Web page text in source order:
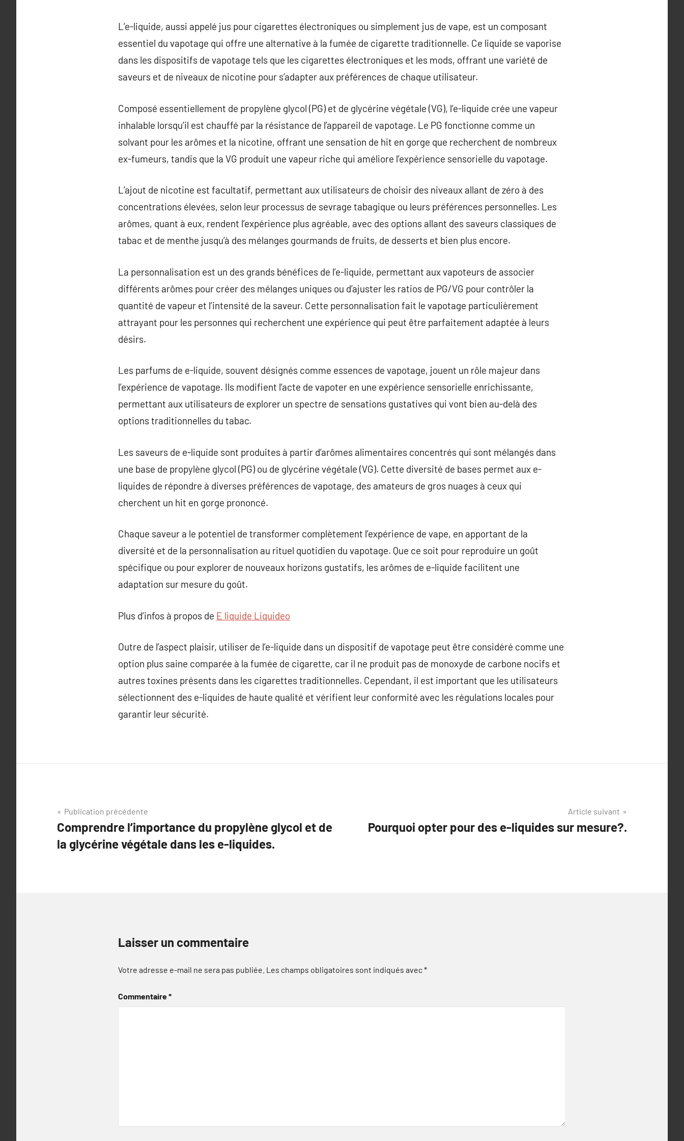
L’e-liquide, aussi appelé jus pour cigarettes électroniques ou simplement jus de vape, est un composant
essentiel du vapotage qui offre une alternative à la fumée de cigarette traditionnelle. Ce liquide se vaporise
dans les dispositifs de vapotage tels que les cigarettes électroniques et les mods, offrant une variété de
saveurs et de niveaux de nicotine pour s’adapter aux préférences de chaque utilisateur.
Composé essentiellement de propylène glycol (PG) et de glycérine végétale (VG), l’e-liquide crée une vapeur
inhalable lorsqu’il est chauffé par la résistance de l’appareil de vapotage. Le PG fonctionne comme un
solvant pour les arômes et la nicotine, offrant une sensation de hit en gorge que recherchent de nombreux
ex-fumeurs, tandis que la VG produit une vapeur riche qui améliore l’expérience sensorielle du vapotage.
L’ajout de nicotine est facultatif, permettant aux utilisateurs de choisir des niveaux allant de zéro à des
concentrations élevées, selon leur processus de sevrage tabagique ou leurs préférences personnelles. Les
arômes, quant à eux, rendent l’expérience plus agréable, avec des options allant des saveurs classiques de
tabac et de menthe jusqu’à des mélanges gourmands de fruits, de desserts et bien plus encore.
La personnalisation est un des grands bénéfices de l’e-liquide, permettant aux vapoteurs de associer
différents arômes pour créer des mélanges uniques ou d’ajuster les ratios de PG/VG pour contrôler la
quantité de vapeur et l’intensité de la saveur. Cette personnalisation fait le vapotage particulièrement
attrayant pour les personnes qui recherchent une expérience qui peut être parfaitement adaptée à leurs
désirs.
Les parfums de e-liquide, souvent désignés comme essences de vapotage, jouent un rôle majeur dans
l’expérience de vapotage. Ils modifient l’acte de vapoter en une expérience sensorielle enrichissante,
permettant aux utilisateurs de explorer un spectre de sensations gustatives qui vont bien au-delà des
options traditionnelles du tabac.
Les saveurs de e-liquide sont produites à partir d’arômes alimentaires concentrés qui sont mélangés dans
une base de propylène glycol (PG) ou de glycérine végétale (VG). Cette diversité de bases permet aux e-
liquides de répondre à diverses préférences de vapotage, des amateurs de gros nuages à ceux qui
cherchent un hit en gorge prononcé.
Chaque saveur a le potentiel de transformer complètement l’expérience de vape, en apportant de la
diversité et de la personnalisation au rituel quotidien du vapotage. Que ce soit pour reproduire un goût
spécifique ou pour explorer de nouveaux horizons gustatifs, les arômes de e-liquide facilitent une
adaptation sur mesure du goût.
Plus d’infos à propos de E liquide Liquideo
Outre de l’aspect plaisir, utiliser de l’e-liquide dans un dispositif de vapotage peut être considéré comme une
option plus saine comparée à la fumée de cigarette, car il ne produit pas de monoxyde de carbone nocifs et
autres toxines présents dans les cigarettes traditionnelles. Cependant, il est important que les utilisateurs
sélectionnent des e-liquides de haute qualité et vérifient leur conformité avec les régulations locales pour
garantir leur sécurité.
Navigation
de
l’article
Publication précédente
Comprendre l’importance du propylène glycol et de
la glycérine végétale dans les e-liquides.
Article suivant
Pourquoi opter pour des e-liquides sur mesure?.
Laisser un commentaire
Votre adresse e-mail ne sera pas publiée. Les champs obligatoires sont indiqués avec*
Commentaire*